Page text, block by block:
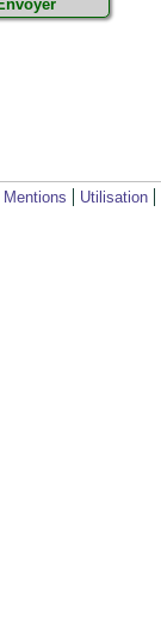
Mentions Utilisation